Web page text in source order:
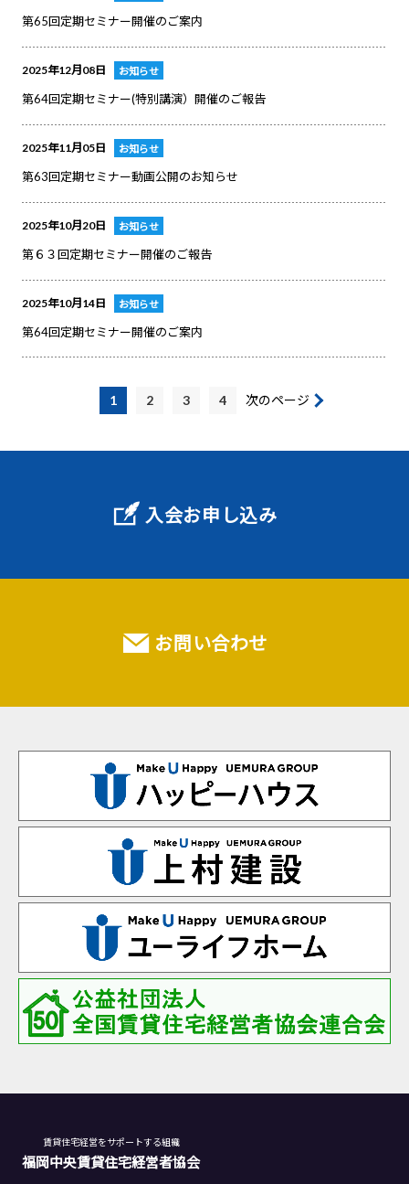
第65回定期セミナー開催のご案内
2025年12月08日 お知らせ
第64回定期セミナー(特別講演）開催のご報告
2025年11月05日 お知らせ
第63回定期セミナー動画公開のお知らせ
2025年10月20日 お知らせ
第６３回定期セミナー開催のご報告
2025年10月14日 お知らせ
第64回定期セミナー開催のご案内
1 2 3 4 次のページ
入会お申し込み
お問い合わせ
賃貸住宅経営をサポートする組織
福岡中央賃貸住宅経営者協会